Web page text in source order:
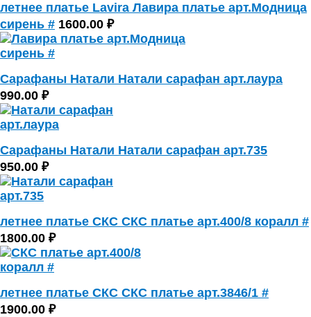
летнее платье Lavira Лавира платье арт.Модница
сирень # 1600.00 ₽
Сарафаны Натали Натали сарафан арт.лаура
990.00 ₽
Сарафаны Натали Натали сарафан арт.735
950.00 ₽
летнее платье СКС СКС платье арт.400/8 коралл #
1800.00 ₽
летнее платье СКС СКС платье арт.3846/1 #
1900.00 ₽